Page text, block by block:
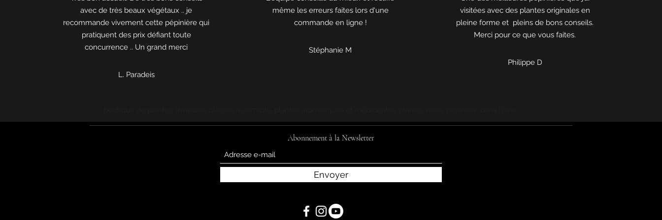
avec de très beaux végétaux .. je
recommande vivement cette pépinière qui
pratiquent des prix défiant toute
concurrence .. Un grand merci
L. Paradeis
même les erreurs faites lors d'une
commande en ligne !
Stéphanie M
visitées avec des plantes originales en
pleine forme et pleins de bons conseils.
Merci pour ce que vous faites.
Philippe D
Abonnement à la Newsletter
Envoyer